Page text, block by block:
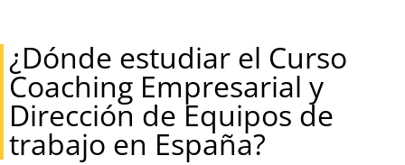
¿Dónde estudiar el Curso
Coaching Empresarial y
Dirección de Equipos de
trabajo en España?